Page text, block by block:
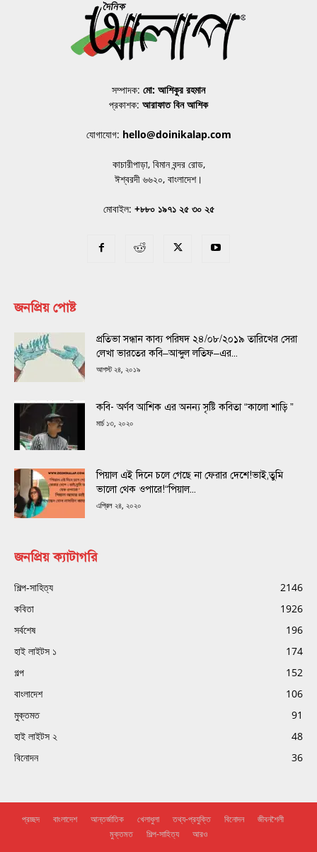
সম্পাদক: মো: আশিকুর রহমান
প্রকাশক: আরাফাত বিন আশিক
যোগাযোগ: hello@doinikalap.com
কাচারীপাড়া, বিমান বন্দর রোড,
ঈশ্বরদী ৬৬২০, বাংলাদেশ।
মোবাইল: +৮৮০ ১৯৭১ ২৫ ৩০ ২৫
জনপ্রিয় পোষ্ট
প্রতিভা সন্ধান কাব্য পরিষদ ২৪/০৮/২০১৯ তারিখের সেরা
লেখা ভারতের কবি–আব্দুল লতিফ–এর...
আগস্ট ২৪, ২০১৯
কবি- অর্ণব আশিক এর অনন্য সৃষ্টি কবিতা “কালো শাড়ি ”
মার্চ ১৩, ২০২০
পিয়াল এই দিনে চলে গেছে না ফেরার দেশে!ভাই,তুমি
ভালো থেক ওপারে!“পিয়াল...
এপ্রিল ২৪, ২০২০
জনপ্রিয় ক্যাটাগরি
শিল্প-সাহিত্য
2146
কবিতা
1926
সর্বশেষ
196
হাই লাইটস ১
174
গল্প
152
বাংলাদেশ
106
মুক্তমত
91
হাই লাইটস ২
48
বিনোদন
36
প্রচ্ছদ বাংলাদেশ আন্তর্জাতিক খেলাধুলা তথ্য-প্রযুক্তি বিনোদন
জীবনশৈলী
মুক্তমত
শিল্প-সাহিত্য আরও